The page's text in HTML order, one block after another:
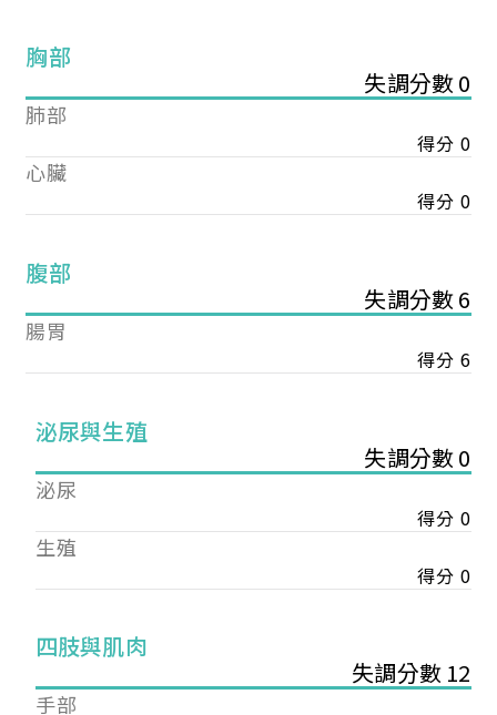
胸部
失調分數 0
肺部
得分 0
心臟
得分 0
腹部
失調分數 6
腸胃
得分 6
泌尿與生殖
失調分數 0
泌尿
得分 0
生殖
得分 0
四肢與肌肉
失調分數 12
手部
您已成功送出會員申請
您好，您的會員申請，已成功送出，經本協會理事